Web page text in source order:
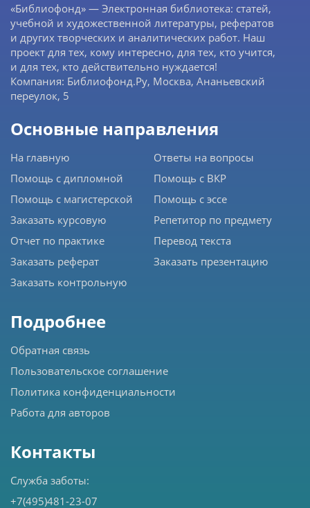
«Библиофонд» — Электронная библиотека: статей,
учебной и художественной литературы, рефератов
и других творческих и аналитических работ. Наш
проект для тех, кому интересно, для тех, кто учится,
и для тех, кто действительно нуждается!
Компания: Библиофонд.Ру, Москва, Ананьевский
переулок, 5
Основные направления
На главную
Помощь с дипломной
Помощь с магистерской
Заказать курсовую
Отчет по практике
Заказать реферат
Заказать контрольную
Ответы на вопросы
Помощь с ВКР
Помощь с эссе
Репетитор по предмету
Перевод текста
Заказать презентацию
Подробнее
Обратная связь
Пользовательское соглашение
Политика конфиденциальности
Работа для авторов
Контакты
Служба заботы:
+7(495)481-23-07